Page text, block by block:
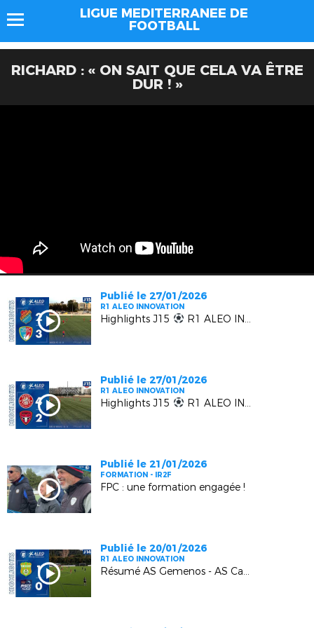
LIGUE MEDITERRANEE DE
FOOTBALL
RICHARD : « ON SAIT QUE CELA VA ÊTRE
DUR ! »
Publié le 27/01/2026
R1 ALEO INNOVATION
Highlights J15 R1 ALEO INNOVATION | EUGA Ardziv vs MGCB FC
Publié le 27/01/2026
R1 ALEO INNOVATION
Highlights J15 R1 ALEO INNOVATION | LUYNES vs FC BEAUSOLEIL
Publié le 21/01/2026
FORMATION - IR2F
FPC : une formation engagée !
Publié le 20/01/2026
R1 ALEO INNOVATION
Résumé AS Gemenos - AS Cagnes Le Cros : 1-0